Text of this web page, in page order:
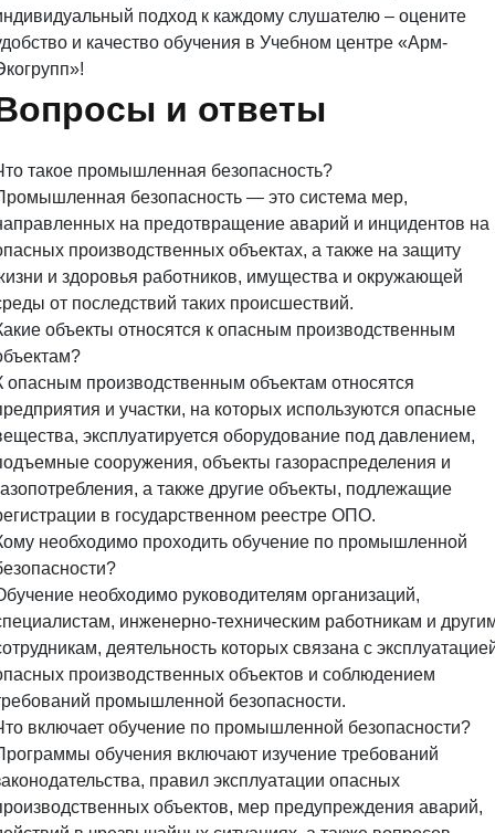
подход к каждому слушателю – оцените
и качество обучения в Учебном центре «Арм-
и ответы
такое промышленная безопасность?
безопасность — это система мер,
на предотвращение аварий и инцидентов на
производственных объектах, а также на защиту
и здоровья работников, имущества и окружающей
от последствий таких происшествий.
объекты относятся к опасным производственным
опасным производственным объектам относятся
и участки, на которых используются опасные
эксплуатируется оборудование под давлением,
сооружения, объекты газораспределения и
а также другие объекты, подлежащие
в государственном реестре ОПО.
необходимо проходить обучение по промышленной
необходимо руководителям организаций,
инженерно-техническим работникам и
деятельность которых связана с
производственных объектов и соблюдением
промышленной безопасности.
включает обучение по промышленной безопасности?
обучения включают изучение требований
правил эксплуатации опасных
объектов, мер предупреждения аварий,